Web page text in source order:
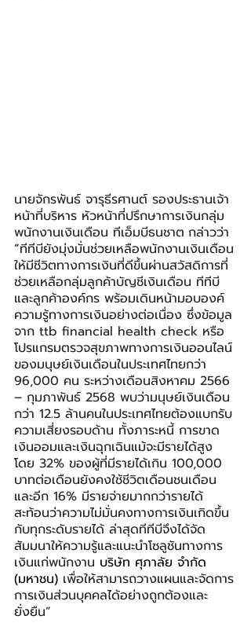
นายจักรพันธ์ จารุธีรศานต์ รองประธานเจ้า
หน้าที่บริหาร หัวหน้าที่ปรึกษาการเงินกลุ่ม
พนักงานเงินเดือน ทีเอ็มบีธนชาต กล่าวว่า
“ทีทีบียังมุ่งมั่นช่วยเหลือพนักงานเงินเดือน
ให้มีชีวิตทางการเงินที่ดีขึ้นผ่านสวัสดิการที่
ช่วยเหลือกลุ่มลูกค้าบัญชีเงินเดือน ทีทีบี
และลูกค้าองค์กร พร้อมเดินหน้ามอบองค์
ความรู้ทางการเงินอย่างต่อเนื่อง ซึ่งข้อมูล
จาก ttb financial health check หรือ
โปรแกรมตรวจสุขภาพทางการเงินออนไลน์
ของมนุษย์เงินเดือนในประเทศไทยกว่า
96,000 คน ระหว่างเดือนสิงหาคม 2566
– กุมภาพันธ์ 2568 พบว่ามนุษย์เงินเดือน
กว่า 12.5 ล้านคนในประเทศไทยต้องแบกรับ
ความเสี่ยงรอบด้าน ทั้งภาระหนี้ การขาด
เงินออมและเงินฉุกเฉินแม้จะมีรายได้สูง
โดย 32% ของผู้ที่มีรายได้เกิน 100,000
บาทต่อเดือนยังคงใช้ชีวิตเดือนชนเดือน
และอีก 16% มีรายจ่ายมากกว่ารายได้
สะท้อนว่าความไม่มั่นคงทางการเงินเกิดขึ้น
กับทุกระดับรายได้ ล่าสุดทีทีบีจึงได้จัด
สัมมนาให้ความรู้และแนะนำโซลูชันทางการ
เงินแก่พนักงาน บริษัท ศุภาลัย จำกัด
(มหาชน) เพื่อให้สามารถวางแผนและจัดการ
การเงินส่วนบุคคลได้อย่างถูกต้องและ
ยั่งยืน”